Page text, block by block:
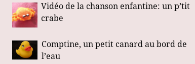
Vidéo de la chanson enfantine: un p’tit
crabe
Comptine, un petit canard au bord de
l’eau